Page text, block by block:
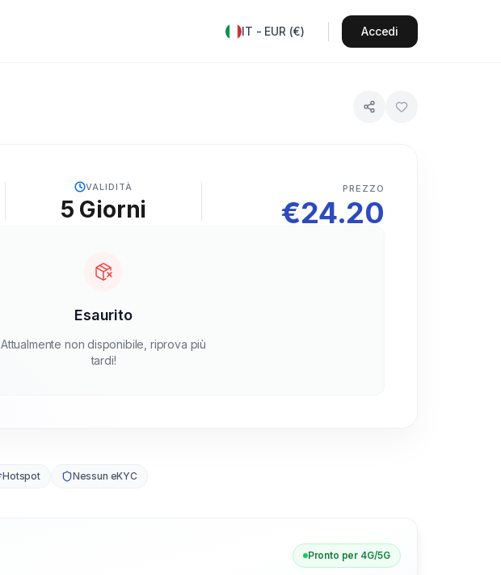
IT - EUR (€) Accedi
VALIDITÀ
5 Giorni
PREZZO
€24.20
Esaurito
Attualmente non disponibile, riprova più
tardi!
Hotspot Nessun eKYC
Pronto per 4G/5G